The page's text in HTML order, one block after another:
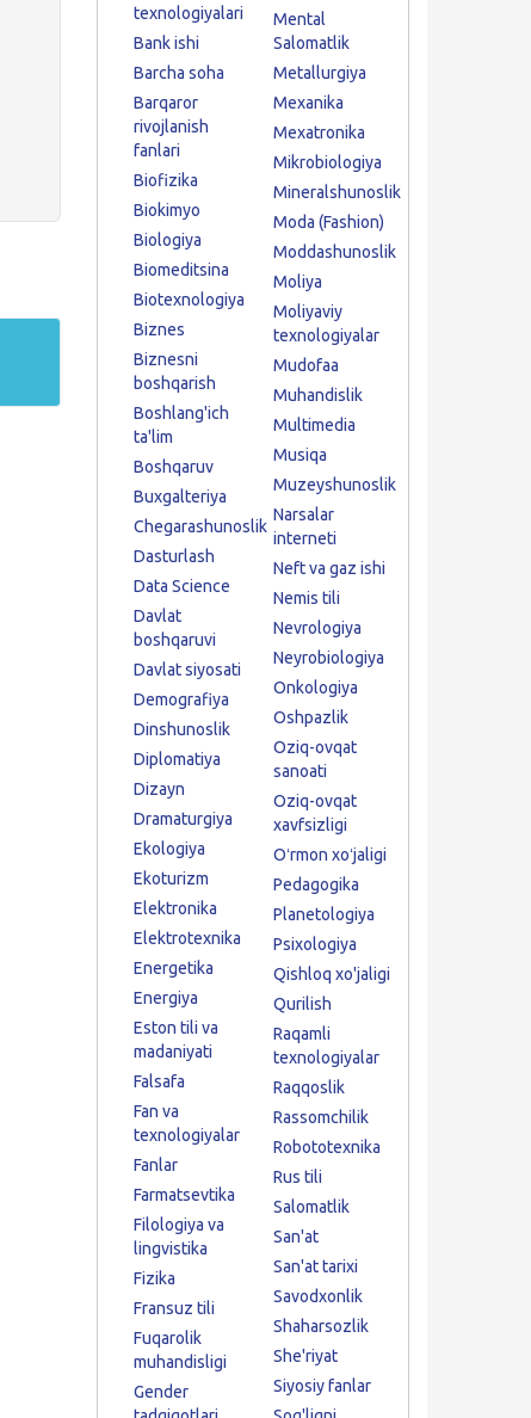
texnologiyalari
Bank ishi
Barcha soha
Barqaror
rivojlanish
fanlari
Biofizika
Biokimyo
Biologiya
Biomeditsina
Biotexnologiya
Biznes
Biznesni
boshqarish
Boshlang'ich
ta'lim
Boshqaruv
Buxgalteriya
Chegarashunoslik
Dasturlash
Data Science
Davlat
boshqaruvi
Davlat siyosati
Demografiya
Dinshunoslik
Diplomatiya
Dizayn
Dramaturgiya
Ekologiya
Ekoturizm
Elektronika
Elektrotexnika
Energetika
Energiya
Eston tili va
madaniyati
Falsafa
Fan va
texnologiyalar
Fanlar
Farmatsevtika
Filologiya va
lingvistika
Fizika
Fransuz tili
Fuqarolik
muhandisligi
Gender
Mental
Salomatlik
Metallurgiya
Mexanika
Mexatronika
Mikrobiologiya
Mineralshunoslik
Moda (Fashion)
Moddashunoslik
Moliya
Moliyaviy
texnologiyalar
Mudofaa
Muhandislik
Multimedia
Musiqa
Muzeyshunoslik
Narsalar
interneti
Neft va gaz ishi
Nemis tili
Nevrologiya
Neyrobiologiya
Onkologiya
Oshpazlik
Oziq-ovqat
sanoati
Oziq-ovqat
xavfsizligi
Oʻrmon xoʻjaligi
Pedagogika
Planetologiya
Psixologiya
Qishloq xo'jaligi
Qurilish
Raqamli
texnologiyalar
Raqqoslik
Rassomchilik
Robototexnika
Rus tili
Salomatlik
San'at
San'at tarixi
Savodxonlik
Shaharsozlik
She'riyat
Siyosiy fanlar